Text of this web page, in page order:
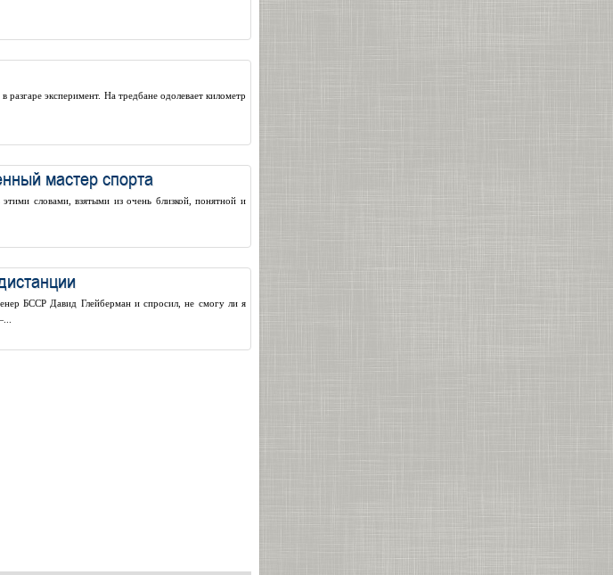
эксперимент. На тредбане одолевает километр
мастер спорта
словами, взятыми из очень близкой, понятной и
БССР Давид Глейберман и спросил, не смогу ли я